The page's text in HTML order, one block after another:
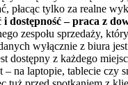
płacąc tylko za realne
dostępność – praca z
zespołu sprzedaży,
wyłącznie z biura
dostępny z każdego
– na laptopie, tablecie czy